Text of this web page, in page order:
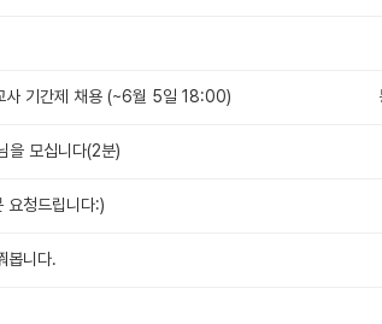
사 기간제 채용 (~6월 5일 18:00)
을 모십니다(2분)
청드립니다:)
봅니다.